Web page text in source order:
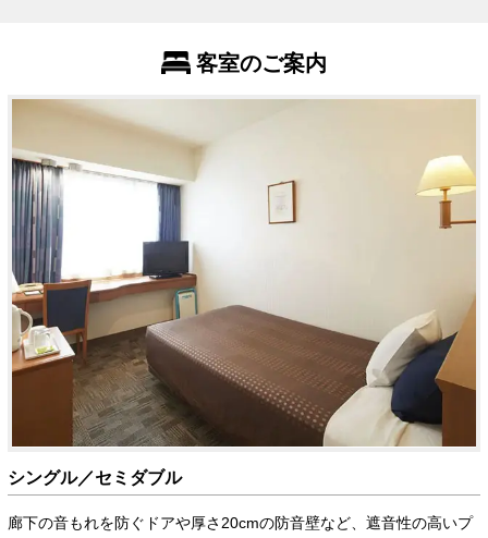
客室のご案内
シングル／セミダブル
廊下の音もれを防ぐドアや厚さ20cmの防音壁など、遮音性の高いプ